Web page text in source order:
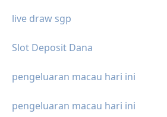
live draw sgp
Slot Deposit Dana
pengeluaran macau hari ini
pengeluaran macau hari ini